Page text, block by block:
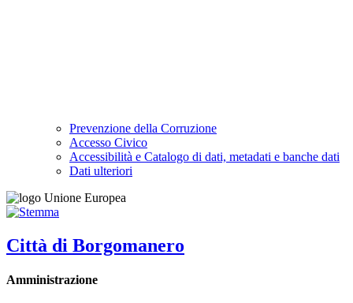
Prevenzione della Corruzione
Accesso Civico
Accessibilità e Catalogo di dati, metadati e banche dati
Dati ulteriori
Città di Borgomanero
Amministrazione